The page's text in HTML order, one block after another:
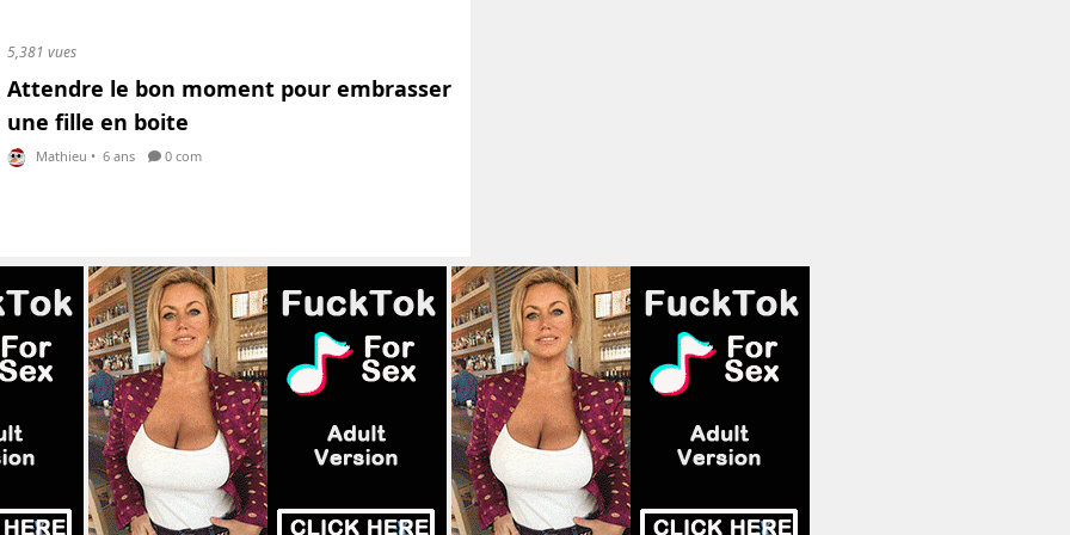
5,381 vues
Attendre le bon moment pour embrasser
une fille en boite
Mathieu • 6 ans 0 com